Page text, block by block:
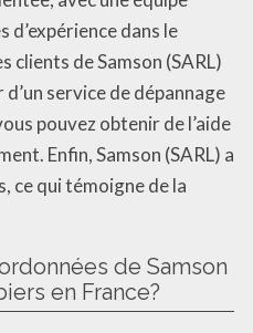
d’expérience dans le
clients de Samson (SARL)
service de dépannage
pouvez obtenir de l’aide
Enfin, Samson (SARL) a
ce qui témoigne de la
de Samson
en France?